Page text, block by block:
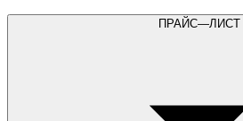
ПРАЙС—ЛИСТ